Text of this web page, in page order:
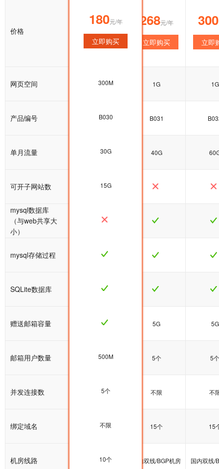
价格
180元/年
立即购买
268元/年
立即购买
300
立即
网页空间 300M 1G 1G
产品编号 B030 B031
单月流量 30G 40G
可开子网站数
mysql数据库
（与web共享大
小）
mysql存储过程
SQLite数据库
赠送邮箱容量 5G 5G 5G
邮箱用户数量 5个 5个 5个
并发连接数 不限 不限 不
绑定域名 10个 15个 15
机房线路 国内双线/BGP机房 国内双线/BGP机房 国内双线/
180元/年
立即购买
300M
B030
30G
15G
500M
5个
不限
10个